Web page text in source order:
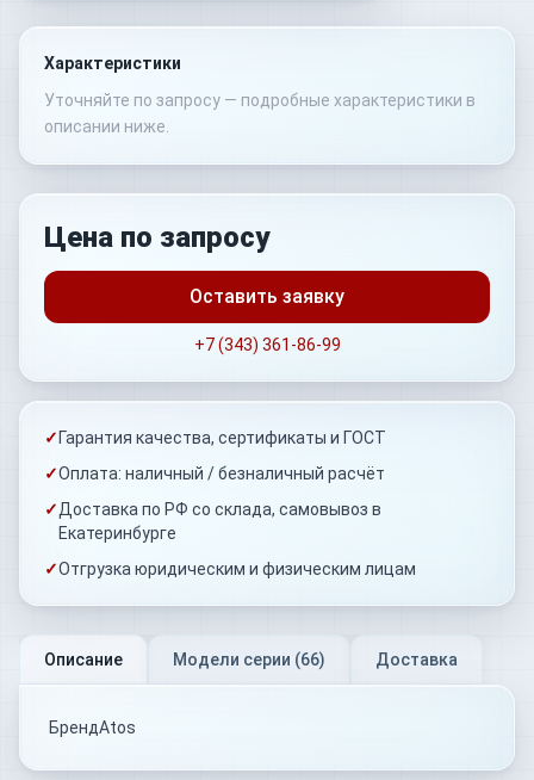
Характеристики
Уточняйте по запросу — подробные характеристики в
описании ниже.
Цена по запросу
Оставить заявку
+7 (343) 361-86-99
✓ Гарантия качества, сертификаты и ГОСТ
✓Оплата: наличный / безналичный расчёт
✓Доставка по РФ со склада, самовывоз в
Екатеринбурге
✓Отгрузка юридическим и физическим лицам
Описание Модели серии (66) Доставка
БрендAtos